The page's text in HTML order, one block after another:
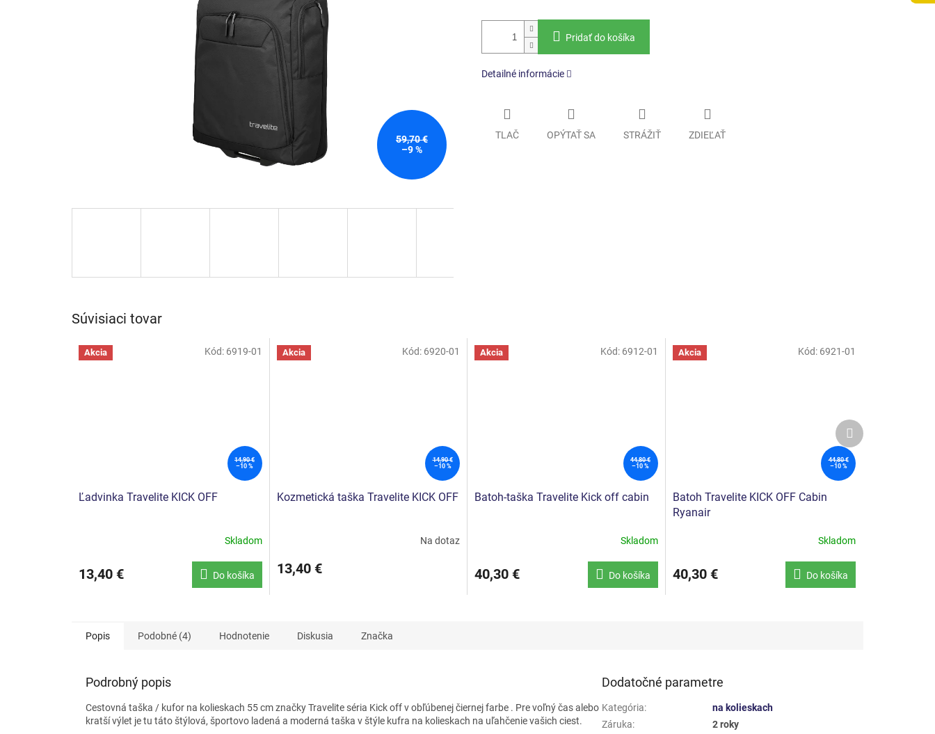
59,70 €
–9 %
Pridať do košíka
Detailné informácie
TLAČ OPÝTAŤ SA STRÁŽIŤ ZDIEĽAŤ
Súvisiaci tovar
Akcia
14,90 €
–10 %
Ľadvinka Travelite KICK OFF
Skladom
13,40 € Do košíka
Kód: 6919-01 Akcia
14,90 €
–10 %
Kozmetická taška Travelite KICK OFF
Na dotaz
13,40 €
Kód: 6920-01 Akcia
44,80 €
–10 %
Batoh-taška Travelite Kick off cabin
Skladom
40,30 € Do košíka
Kód: 6912-01 Akcia
44,80 €
–10 %
Batoh Travelite KICK OFF Cabin
Ryanair
Skladom
40,30 € Do košíka
Kód: 6921-01
Ďalší
produkt
Popis Podobné (4) Hodnotenie Diskusia Značka
Podrobný popis
Cestovná taška / kufor na kolieskach 55 cm značky Travelite séria Kick offv obľúbenej čiernej farbe . Pre voľný čas alebo
kratší výlet je tu táto štýlová, športovo ladená a moderná taška v štýle kufra na kolieskach na uľahčenie vašich ciest.
Dodatočné parametre
Kategória:
na kolieskach
Záruka:
2 roky